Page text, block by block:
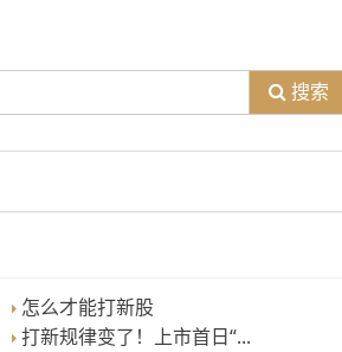
搜索
怎么才能打新股
打新规律变了！上市首日“...